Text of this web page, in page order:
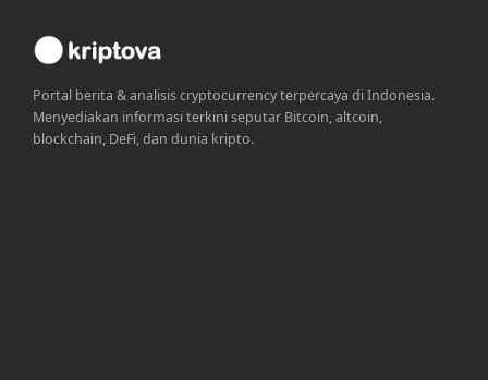
Portal berita & analisis cryptocurrency terpercaya di Indonesia.
Menyediakan informasi terkini seputar Bitcoin, altcoin,
blockchain, DeFi, dan dunia kripto.